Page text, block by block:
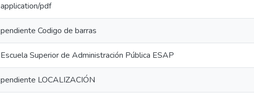
application/pdf
pendiente Codigo de barras
Escuela Superior de Administración Pública ESAP
pendiente LOCALIZACIÓN